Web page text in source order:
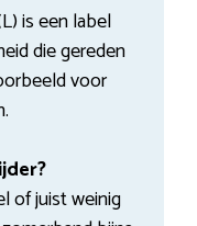
is een label
die gereden
voor
of juist weinig